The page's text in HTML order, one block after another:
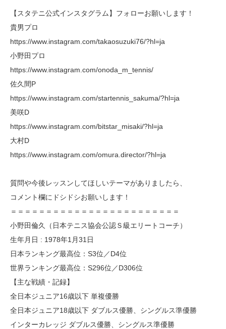
【スタテニ公式インスタグラム】フォローお願いします！
貴男プロ
https://www.instagram.com/takaosuzuki76/?hl=ja
小野田プロ
https://www.instagram.com/onoda_m_tennis/
佐久間P
https://www.instagram.com/startennis_sakuma/?hl=ja
美咲D
https://www.instagram.com/bitstar_misaki/?hl=ja
大村D
https://www.instagram.com/omura.director/?hl=ja
質問や今後レッスンしてほしいテーマがありましたら、
コメント欄にドシドシお願いします！
＝＝＝＝＝＝＝＝＝＝＝＝＝＝＝＝＝＝＝＝＝＝＝＝
小野田倫久（日本テニス協会公認Ｓ級エリートコーチ）
生年月日 : 1978年1月31日
日本ランキング最高位：S3位／D4位
世界ランキング最高位：S296位／D306位
【主な戦績・記録】
全日本ジュニア16歳以下 単複優勝
全日本ジュニア18歳以下 ダブルス優勝、シングルス準優勝
インターカレッジ ダブルス優勝、シングルス準優勝